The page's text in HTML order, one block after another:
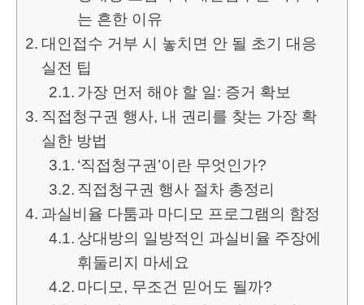
는 흔한 이유
대인접수 거부 시 놓치면 안 될 초기 대응
실전 팁
가장 먼저 해야 할 일: 증거 확보
직접청구권 행사, 내 권리를 찾는 가장 확
실한 방법
‘직접청구권’이란 무엇인가?
직접청구권 행사 절차 총정리
과실비율 다툼과 마디모 프로그램의 함정
상대방의 일방적인 과실비율 주장에
휘둘리지 마세요
마디모, 무조건 믿어도 될까?